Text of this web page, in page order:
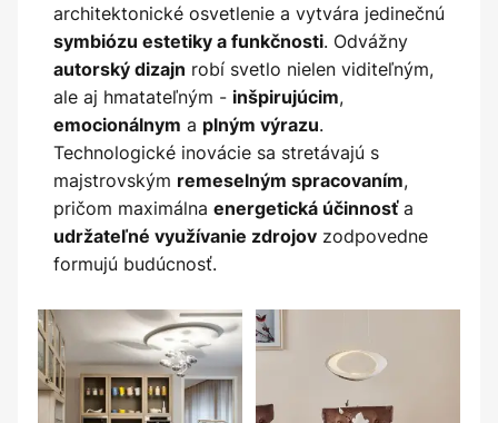
architektonické osvetlenie a vytvára jedinečnú
symbiózu estetiky a funkčnosti. Odvážny
autorský dizajn robí svetlo nielen viditeľným,
ale aj hmatateľným - inšpirujúcim,
emocionálnym a plným výrazu.
Technologické inovácie sa stretávajú s
majstrovským remeselným spracovaním,
pričom maximálna energetická účinnosťa
udržateľné využívanie zdrojovzodpovedne
formujú budúcnosť.